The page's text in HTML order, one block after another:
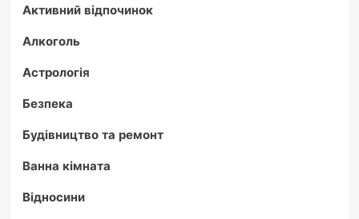
Активний відпочинок
Алкоголь
Астрологія
Безпека
Будівництво та ремонт
Ванна кімната
Відносини